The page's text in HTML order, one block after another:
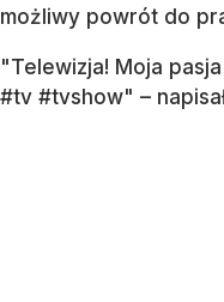
możliwy powrót do
"Telewizja! Moja
#tv #tvshow" –